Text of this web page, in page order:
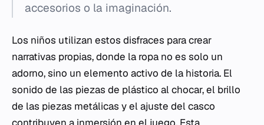
accesorios o la imaginación.
Los niños utilizan estos disfraces para crear
narrativas propias, donde la ropa no es solo un
adorno, sino un elemento activo de la historia. El
sonido de las piezas de plástico al chocar, el brillo
de las piezas metálicas y el ajuste del casco